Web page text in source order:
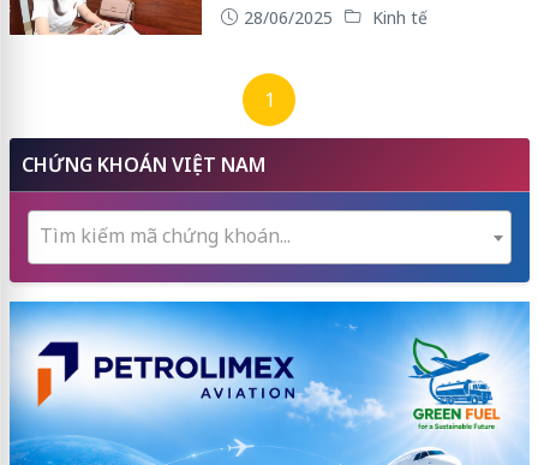
28/06/2025 Kinh tế
1
CHỨNG KHOÁN VIỆT NAM
Tìm kiếm mã chứng khoán...